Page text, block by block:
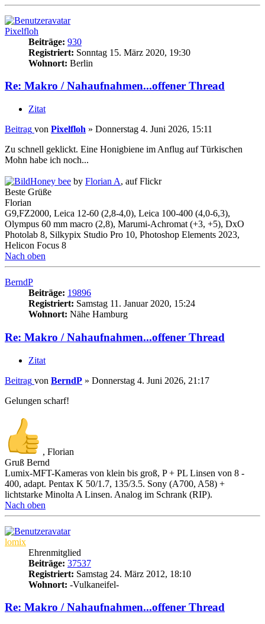
Pixelfloh
Beiträge: 930
Registriert: Sonntag 15. März 2020, 19:30
Wohnort: Berlin
Re: Makro / Nahaufnahmen...offener Thread
Zitat
Beitrag von Pixelfloh » Donnerstag 4. Juni 2026, 15:11
Zu schnell geklickt. Eine Honigbiene im Anflug auf Türkischen
Mohn habe ich noch...
Honey bee by Florian A, auf Flickr
Beste Grüße
Florian
G9,FZ2000, Leica 12-60 (2,8-4,0), Leica 100-400 (4,0-6,3),
Olympus 60 mm macro (2,8), Marumi-Achromat (+3, +5), DxO
Photolab 8, Silkypix Studio Pro 10, Photoshop Elements 2023,
Helicon Focus 8
Nach oben
BerndP
Beiträge: 19896
Registriert: Samstag 11. Januar 2020, 15:24
Wohnort: Nähe Hamburg
Re: Makro / Nahaufnahmen...offener Thread
Zitat
Beitrag von BerndP » Donnerstag 4. Juni 2026, 21:17
Gelungen scharf!
, Florian
Gruß Bernd
Lumix-MFT-Kameras von klein bis groß, P + PL Linsen von 8 -
400, adapt. Pentax K 50/1.7, 135/3.5. Sony (A700, A58) +
lichtstarke Minolta A Linsen. Analog im Schrank (RIP).
Nach oben
lomix
Ehrenmitglied
Beiträge: 37537
Registriert: Samstag 24. März 2012, 18:10
Wohnort: -Vulkaneifel-
Re: Makro / Nahaufnahmen...offener Thread